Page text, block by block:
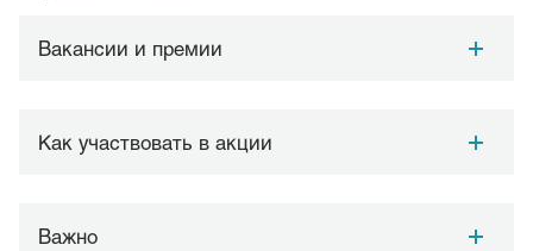
Вакансии и премии
Как участвовать в акции
Важно